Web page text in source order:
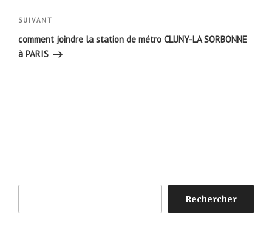
Article
suivant
SUIVANT
comment joindre la station de métro CLUNY-LA SORBONNE
à PARIS
Rechercher